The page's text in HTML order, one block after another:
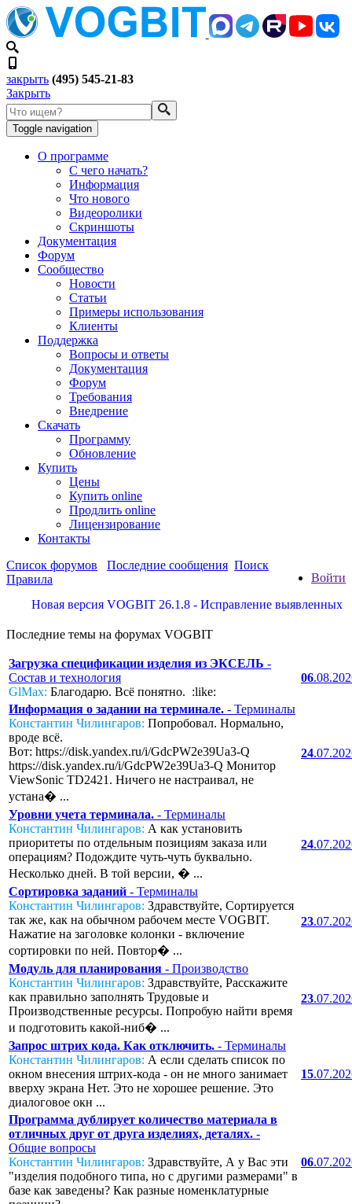
закрыть (495) 545-21-83
Закрыть
Toggle navigation
О программе
С чего начать?
Информация
Что нового
Видеоролики
Скриншоты
Документация
Форум
Сообщество
Новости
Статьи
Примеры использования
Клиенты
Поддержка
Вопросы и ответы
Документация
Форум
Требования
Внедрение
Скачать
Программу
Обновление
Купить
Цены
Купить online
Продлить online
Лицензирование
Контакты
Войти
Список форумов Последние сообщения Поиск
Правила
Новая версия VOGBIT 26.1.8 - Исправление выявленных
Последние темы на форумах VOGBIT
Загрузка спецификации изделия из ЭКСЕЛЬ -
Состав и технология
GlMax: Благодарю. Всё понятно. :like:
06
Информация о задании на терминале. - Терминалы
Константин Чилингаров: Попробовал. Нормально,
вроде всё.
Вот: https://disk.yandex.ru/i/GdcPW2e39Ua3-Q
https://disk.yandex.ru/i/GdcPW2e39Ua3-Q Монитор
ViewSonic TD2421. Ничего не настраивал, не
устана� ...
24
Уровни учета терминала. - Терминалы
Константин Чилингаров: А как установить
приоритеты по отдельным позициям заказа или
операциям? Подождите чуть-чуть буквально.
Несколько дней. В той версии, � ...
24
Сортировка заданий - Терминалы
Константин Чилингаров: Здравствуйте, Сортируется
так же, как на обычном рабочем месте VOGBIT.
Нажатие на заголовке колонки - включение
сортировки по ней. Повтор� ...
23
Модуль для планирования - Производство
Константин Чилингаров: Здравствуйте, Расскажите
как правильно заполнять Трудовые и
Производственные ресурсы. Попробую найти время
и подготовить какой-ниб� ...
23
Запрос штрих кода. Как отключить. - Терминалы
Константин Чилингаров: А если сделать список по
окном внесения штрих-кода - он не много занимает
вверху экрана Нет. Это не хорошее решение. Это
диалоговое окн ...
15
Программа дублирует количество материала в
отличных друг от друга изделиях, деталях. -
Общие вопросы
Константин Чилингаров: Здравствуйте, А у Вас эти
"изделия подобного типа, но с другими размерами" в
базе как заведены? Как разные номенклатурные
06